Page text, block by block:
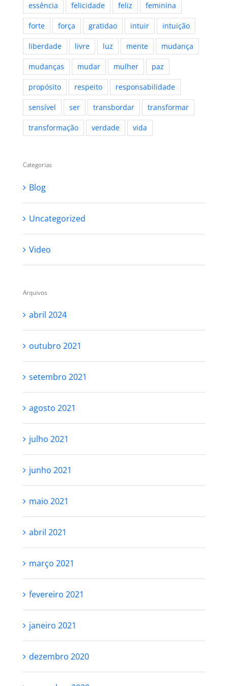
essência felicidade feliz feminina
forte força gratidao intuir intuição
liberdade livre luz mente mudança
mudanças mudar mulher paz
propósito respeito responsabilidade
sensível ser transbordar transformar
transformação verdade vida
Categorias
Blog
Uncategorized
Video
Arquivos
abril 2024
outubro 2021
setembro 2021
agosto 2021
julho 2021
junho 2021
maio 2021
abril 2021
março 2021
fevereiro 2021
janeiro 2021
dezembro 2020